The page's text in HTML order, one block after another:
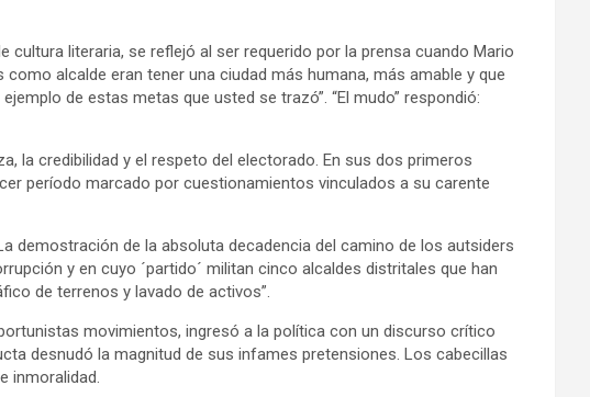
literaria, se reflejó al ser requerido por la prensa cuando Mario
alcalde eran tener una ciudad más humana, más amable y que
de estas metas que usted se trazó”. “El mudo” respondió:
la credibilidad y el respeto del electorado. En sus dos primeros
período marcado por cuestionamientos vinculados a su carente
demostración de la absoluta decadencia del camino de los autsiders
y en cuyo ´partido´ militan cinco alcaldes distritales que han
de terrenos y lavado de activos”.
movimientos, ingresó a la política con un discurso crítico
desnudó la magnitud de sus infames pretensiones. Los cabecillas
inmoralidad.